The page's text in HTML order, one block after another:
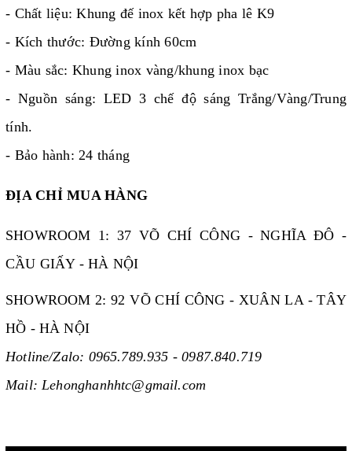
- Chất liệu: Khung đế inox kết hợp pha lê K9
- Kích thước: Đường kính 60cm
- Màu sắc: Khung inox vàng/khung inox bạc
- Nguồn sáng: LED 3 chế độ sáng Trắng/Vàng/Trung
tính.
- Bảo hành: 24 tháng
ĐỊA CHỈ MUA HÀNG
SHOWROOM 1: 37 VÕ CHÍ CÔNG - NGHĨA ĐÔ -
CẦU GIẤY - HÀ NỘI
SHOWROOM 2: 92 VÕ CHÍ CÔNG - XUÂN LA - TÂY
HỒ - HÀ NỘI
Hotline/Zalo: 0965.789.935 - 0987.840.719
Mail: Lehonghanhhtc@gmail.com